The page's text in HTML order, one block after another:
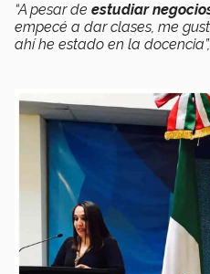
“A pesar de estudiar
empecé a dar clases, me
ahí he estado en la docencia”,